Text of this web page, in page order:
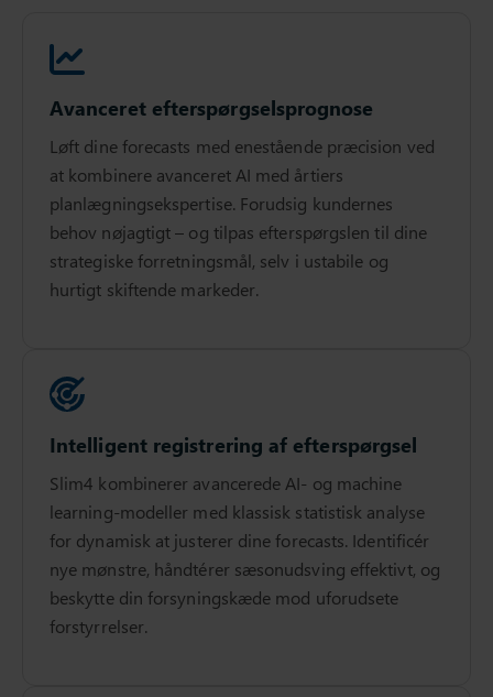
Avanceret efterspørgselsprognose
Løft dine forecasts med enestående præcision ved
at kombinere avanceret AI med årtiers
planlægningsekspertise. Forudsig kundernes
behov nøjagtigt – og tilpas efterspørgslen til dine
strategiske forretningsmål, selv i ustabile og
hurtigt skiftende markeder.
Intelligent registrering af efterspørgsel
Slim4 kombinerer avancerede AI- og machine
learning-modeller med klassisk statistisk analyse
for dynamisk at justerer dine forecasts. Identificér
nye mønstre, håndtérer sæsonudsving effektivt, og
beskytte din forsyningskæde mod uforudsete
forstyrrelser.